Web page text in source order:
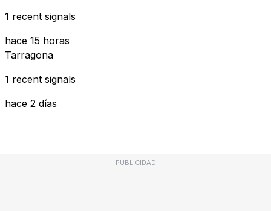
1 recent signals
hace 15 horas
Tarragona
1 recent signals
hace 2 días
PUBLICIDAD